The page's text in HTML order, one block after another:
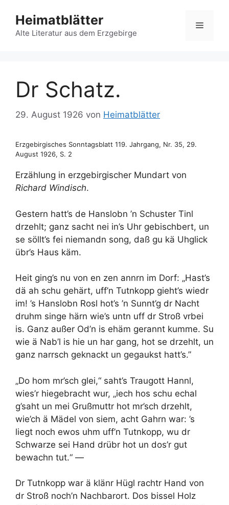
Inhalt
springen
Heimatblätter
Alte Literatur aus dem Erzgebirge
Menü
Dr Schatz.
29. August 1926 von Heimatblätter
Erzgebirgisches Sonntagsblatt 119. Jahrgang, Nr. 35, 29.
August 1926, S. 2
Erzählung in erzgebirgischer Mundart von
Richard Windisch.
Gestern hatt’s de Hanslobn ’n Schuster Tinl
drzehlt; ganz sacht nei in’s Uhr gebischbert, un
se söllt’s fei niemandn song, daß gu kä Uhglick
übr’s Haus käm.
Heit ging’s nu von en zen annrn im Dorf: „Hast’s
dä ah schu gehärt, uff’n Tutnkopp gieht’s wiedr
im! ’s Hanslobn Rosl hot’s ’n Sunnt’g dr Nacht
druhm singe härn wie’s untn uff dr Stroß vrbei
is. Ganz außer Od’n is ehäm gerannt kumme. Su
wie ä Nab’l is hie un har gang, hot se drzehlt, un
ganz narrsch geknackt un gegaukst hatt’s.”
„Do hom mr’sch glei,“ saht’s Traugott Hannl,
wies’r hiegebracht wur, „iech hos schu echal
g’saht un mei Grußmuttr hot mr’sch drzehlt,
wie’ch ä Mädel von siem, acht Gahrn war: ’s
liegt noch ewos uhm uff’n Tutnkopp, wu dr
Schwarze sei Hand drübr hot un dos’r gut
bewachn tut.“ —
Dr Tutnkopp war ä klänr Hügl rachtr Hand von
dr Stroß noch’n Nachbarort. Dos bissel Holz